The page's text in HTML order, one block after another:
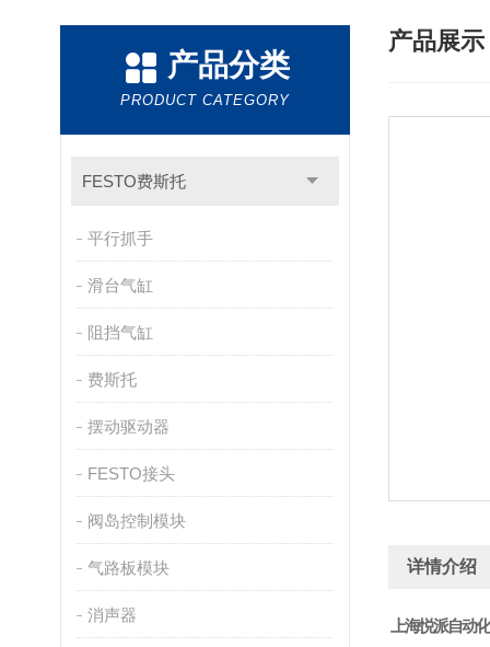
产品分类
PRODUCT CATEGORY
FESTO费斯托
平行抓手
滑台气缸
阻挡气缸
费斯托
摆动驱动器
FESTO接头
阀岛控制模块
气路板模块
消声器
产品展示
详情介绍
上海悦派自动